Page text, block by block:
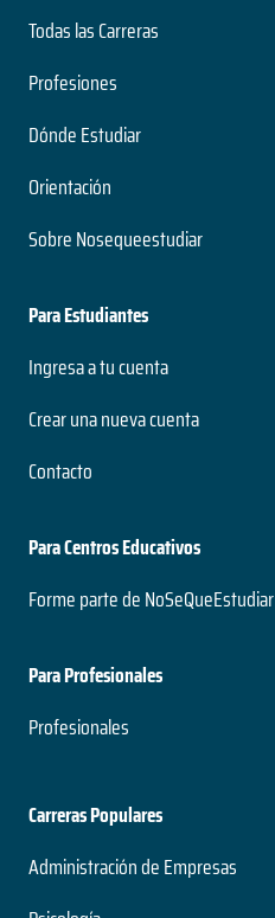
Todas las Carreras
Profesiones
Dónde Estudiar
Orientación
Sobre Nosequeestudiar
Para Estudiantes
Ingresa a tu cuenta
Crear una nueva cuenta
Contacto
Para Centros Educativos
Forme parte de NoSeQueEstudiar
Para Profesionales
Profesionales
Carreras Populares
Administración de Empresas